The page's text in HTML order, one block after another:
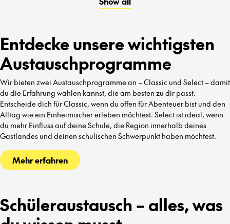
Entdecke unsere wichtigsten
Austauschprogramme
Wir bieten zwei Austauschprogramme an – Classic und Select – damit
du die Erfahrung wählen kannst, die am besten zu dir passt.
Entscheide dich für Classic, wenn du offen für Abenteuer bist und den
Alltag wie ein Einheimischer erleben möchtest. Select ist ideal, wenn
du mehr Einfluss auf deine Schule, die Region innerhalb deines
Gastlandes und deinen schulischen Schwerpunkt haben möchtest.
Mehr erfahren
Schüleraustausch – alles, was